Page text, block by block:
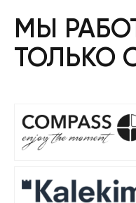
МЫ
ТОЛЬКО